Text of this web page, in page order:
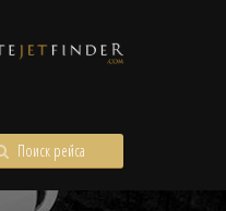
Поиск рейса